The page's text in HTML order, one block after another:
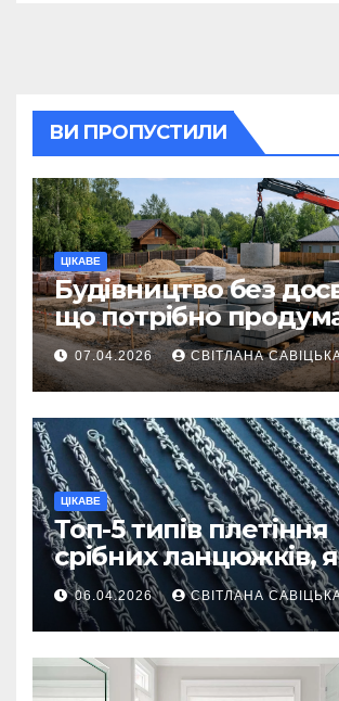
ВИ ПРОПУСТИЛИ
ЦІКАВЕ
Будівництво без
що потрібно
першої доставки на
ділянку
07.04.2026 СВІТЛАНА
ЦІКАВЕ
Топ-5 типів плетіння
срібних ланцюжків,
вважаються
найнадійнішими
06.04.2026 СВІТЛАНА